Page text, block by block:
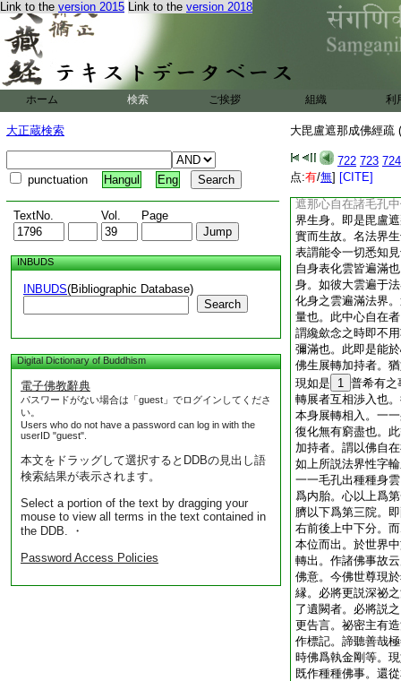
Link to the version 2015 Link to the version 2018
ホーム 検索 ご挨拶 組織 利
大正蔵検索
punctuation Hangul Eng
TextNo. Vol. Page
INBUDS
INBUDS(Bibliographic Database)
Search
Digital Dictionary of Buddhism
電子佛教辭典
パスワードがない場合は「guest」でログインしてくださ
い。
Users who do not have a password can log in with the
userID "guest".
本文をドラッグして選択するとDDBの見出し語
検索結果が表示されます。
Select a portion of the text by dragging your
mouse to view all terms in the text contained in
the DDB. ・
Password Access Policies
大毘盧遮那成佛經疏
722 723 724
点:有/無] [CITE]
體。從本不生是爲
令行大利益入於佛
而無慧。但有慧而
議自然之用。要因
二法。當知是人爲
生疑不能進趣也。
自然離於無慧不生
佛所説者。非但我
如是説無有差別也
道然無差別。一相
生如來身。一切法
遮那心自在諸毛孔
界生身。即是毘盧
實而生故。名法界
表謂能令一切悉知
自身表化雲皆遍滿
身。如彼大雲遍于
化身之雲遍滿法界
量也。此中心自在
謂纔歛念之時即不
彌滿也。此即是能
佛生展轉加持者。
現如是
1 普希有之
轉展者互相渉入也
本身展轉相入。一
復化無有窮盡也。
加持者。謂以佛自
如上所説法界性字
一一毛孔出種種身
爲内胎。心以上爲
臍以下爲第三院。
右前後上中下分。
本位而出。於世界
轉出。作諸佛事故
佛意。今佛世尊現
縁。必將更説深祕
了遺闕者。必將説
更告言。祕密主有
作標記。諦聽善哉
時佛爲執金剛等。
既作種種佛事。還